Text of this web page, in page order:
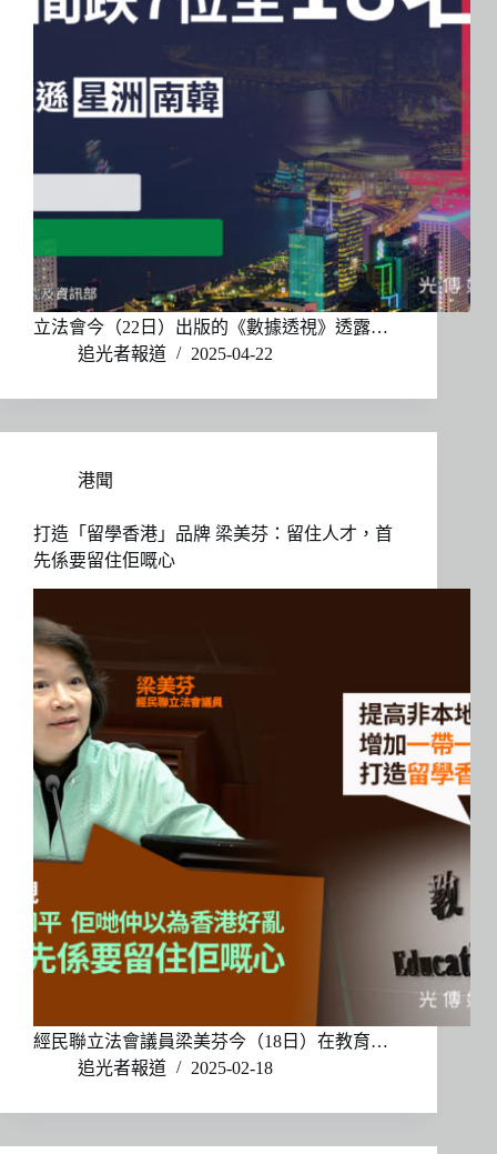
立法會今（22日）出版的《數據透視》透露…
追光者報道
2025-04-22
港聞
打造「留學香港」品牌 梁美芬：留住人才，首
先係要留住佢嘅心
經民聯立法會議員梁美芬今（18日）在教育…
追光者報道
2025-02-18